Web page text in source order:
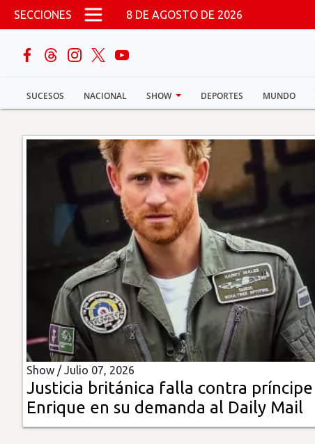
Pasar al contenido principal
SECCIONES 8 DE AGOSTO DE 2026
SUCESOS NACIONAL SHOW DEPORTES MUNDO
buscar
Sucesos
Nacional
Insólitas
Multimedia
Impreso
Show /Julio 07, 2026
Justicia británica falla contra príncipe
Enrique en su demanda al Daily Mail